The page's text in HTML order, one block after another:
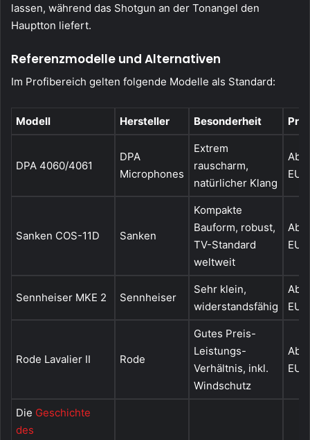
lassen, während das Shotgun an der Tonangel den
Hauptton liefert.
Referenzmodelle und Alternativen
Im Profibereich gelten folgende Modelle als Standard:
Modell Hersteller Besonderheit
DPA 4060/4061
DPA
Microphones
Extrem
rauscharm,
natürlicher Klang
Ab
EUR
Sanken COS-11D Sanken
Kompakte
Bauform, robust,
TV-Standard
weltweit
Ab
EUR
Sennheiser MKE 2 Sennheiser
Sehr klein,
widerstandsfähig
Ab
EUR
Rode Lavalier II Rode
Gutes Preis-
Leistungs-
Verhältnis, inkl.
Windschutz
Ab
EUR
Die Geschichte
des